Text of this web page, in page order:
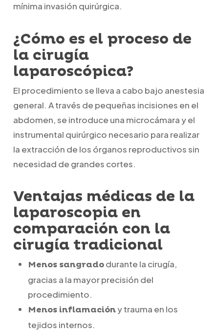
mínima invasión quirúrgica.
¿Cómo es el proceso de
la cirugía
laparoscópica?
El procedimiento se lleva a cabo bajo anestesia
general. A través de pequeñas incisiones en el
abdomen, se introduce una microcámara y el
instrumental quirúrgico necesario para realizar
la extracción de los órganos reproductivos sin
necesidad de grandes cortes.
Ventajas médicas de la
laparoscopia en
comparación con la
cirugía tradicional
Menos sangradodurante la cirugía,
gracias a la mayor precisión del
procedimiento.
Menos inflamacióny trauma en los
tejidos internos.